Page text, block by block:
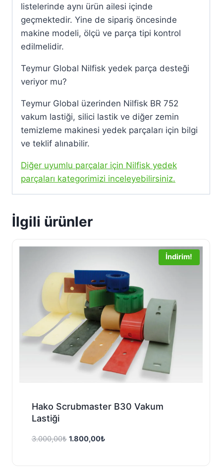
listelerinde aynı ürün ailesi içinde
geçmektedir. Yine de sipariş öncesinde
makine modeli, ölçü ve parça tipi kontrol
edilmelidir.
Teymur Global Nilfisk yedek parça desteği
veriyor mu?
Teymur Global üzerinden Nilfisk BR 752
vakum lastiği, silici lastik ve diğer zemin
temizleme makinesi yedek parçaları için bilgi
ve teklif alınabilir.
Diğer uyumlu parçalar için Nilfisk yedek
parçaları kategorimizi inceleyebilirsiniz.
İlgili ürünler
İndirim!
Hako Scrubmaster B30 Vakum
Lastiği
3.000,00₺ Orijinal
1.800,00₺Şu